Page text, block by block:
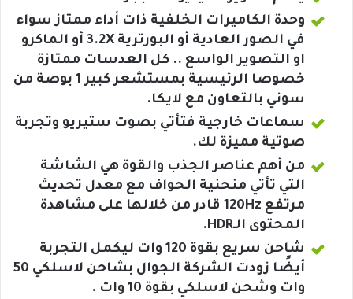
وحدة الكاميرات الخلفية ذات أداء ممتاز سواء
في الصور العادية أو البورترية 3.2X أو الماكرو
او التصوير الواسع .. كل العدسات ممتازة
خصوصا الرئيسية بمستشعر كبير 1 بوصة من
سوني بالتعاون مع لايكا.
سماعات خارجية فتأتي بصوت ستيريو وتجربة
صوتية مميزة لك.
من أهم عناصر الجذب والقوة هي الشاشة
التي تأتي منحنية الحواف مع معدل تحديث
مرتفع 120Hz قادر من خلالها على مشاهدة
المحتوى الـHDR.
شاحن سريع بقوة 120 وات ليكمل التجربة
أيضًا زودت الشركة الجوال بشاحن لاسلكي 50
وات وشحن لاسلكي بقوة 10 وات .